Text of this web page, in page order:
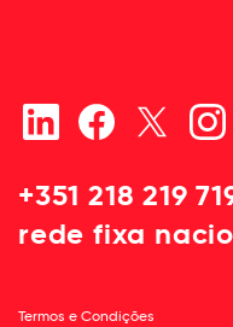
+351 218 219
rede fixa
Termos e Condições